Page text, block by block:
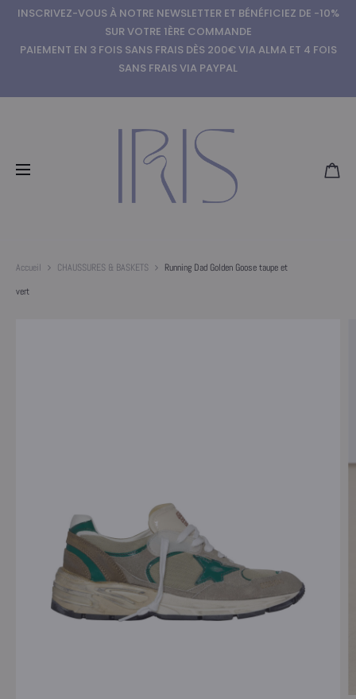
INSCRIVEZ-VOUS À NOTRE NEWSLETTER ET BÉNÉFICIEZ DE -10%
SUR VOTRE 1ÈRE COMMANDE
PAIEMENT EN 3 FOIS SANS FRAIS DÈS 200€ VIA ALMA ET 4 FOIS
SANS FRAIS VIA PAYPAL
Accueil CHAUSSURES & BASKETS
Running Dad Golden Goose taupe et
vert